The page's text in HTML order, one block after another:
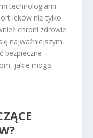
technologiami.
leków nie tylko
chroni zdrowie
najważniejszym
bezpieczne
jakie mogą